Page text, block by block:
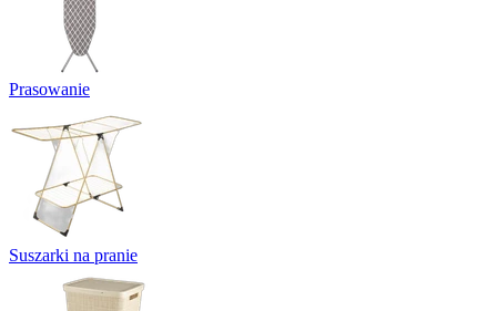
Prasowanie
Suszarki na pranie